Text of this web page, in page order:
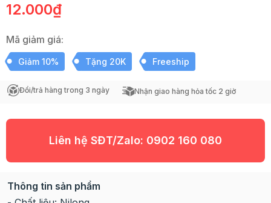
12.000₫
Mã giảm giá:
Giảm 10% Tặng 20K Freeship
Đổi/trả hàng trong 3 ngày Nhận giao hàng hỏa tốc 2 giờ
Liên hệ SĐT/Zalo: 0902 160 080
Thông tin sản phẩm